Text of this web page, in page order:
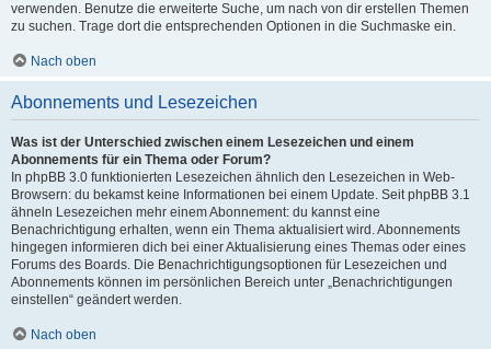
verwenden. Benutze die erweiterte Suche, um nach von dir erstellen Themen
zu suchen. Trage dort die entsprechenden Optionen in die Suchmaske ein.
Nach oben
Abonnements und Lesezeichen
Was ist der Unterschied zwischen einem Lesezeichen und einem
Abonnements für ein Thema oder Forum?
In phpBB 3.0 funktionierten Lesezeichen ähnlich den Lesezeichen in Web-
Browsern: du bekamst keine Informationen bei einem Update. Seit phpBB 3.1
ähneln Lesezeichen mehr einem Abonnement: du kannst eine
Benachrichtigung erhalten, wenn ein Thema aktualisiert wird. Abonnements
hingegen informieren dich bei einer Aktualisierung eines Themas oder eines
Forums des Boards. Die Benachrichtigungsoptionen für Lesezeichen und
Abonnements können im persönlichen Bereich unter „Benachrichtigungen
einstellen“ geändert werden.
Nach oben